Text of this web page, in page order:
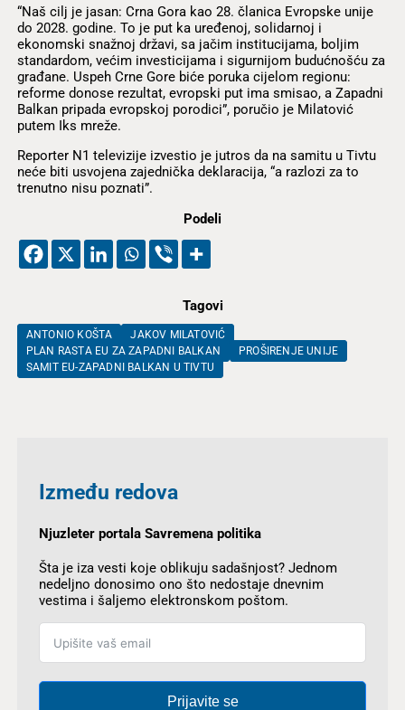
“Naš cilj je jasan: Crna Gora kao 28. članica Evropske unije
do 2028. godine. To je put ka uređenoj, solidarnoj i
ekonomski snažnoj državi, sa jačim institucijama, boljim
standardom, većim investicijama i sigurnijom budućnošću za
građane. Uspeh Crne Gore biće poruka cijelom regionu:
reforme donose rezultat, evropski put ima smisao, a Zapadni
Balkan pripada evropskoj porodici”, poručio je Milatović
putem Iks mreže.
Reporter N1 televizije izvestio je jutros da na samitu u Tivtu
neće biti usvojena zajednička deklaracija, “a razlozi za to
trenutno nisu poznati”.
Podeli
Tagovi
ANTONIO KOŠTA
JAKOV MILATOVIĆ
PLAN RASTA EU ZA ZAPADNI BALKAN
PROŠIRENJE UNIJE
SAMIT EU-ZAPADNI BALKAN U TIVTU
Između redova
Njuzleter portala Savremena politika
Šta je iza vesti koje oblikuju sadašnjost? Jednom
nedeljno donosimo ono što nedostaje dnevnim
vestima i šaljemo elektronskom poštom.
Prijavite se